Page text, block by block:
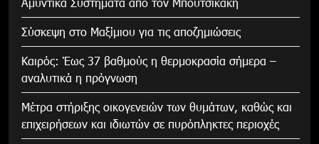
Σύσκεψη στο Μαξίμιου για τις αποζημιώσεις
Καιρός: Έως 37 βαθμούς η θερμοκρασία σήμερα –
αναλυτικά η πρόγνωση
Μέτρα στήριξης οικογενειών των θυμάτων, καθώς και
επιχειρήσεων και ιδιωτών σε πυρόπληκτες περιοχές